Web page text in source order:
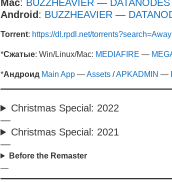
Mac: BUZZHEAVIER — DATANODES
Android : BUZZHEAVIER —
Torrent: https://dl.rpdl.net/
*Сжатые: Win/Linux/Mac: MEDIAFIRE —
*Андроид Main App —Assets /APKADMIN —
Christmas Special: 2022
—
Christmas Special: 2021
—
Before the Remaster
—